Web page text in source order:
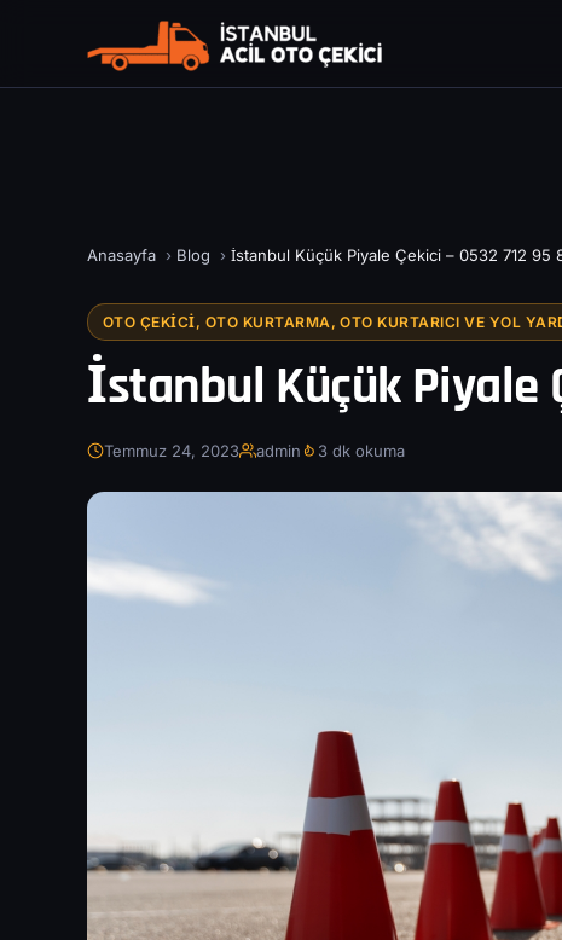
Anasayfa › Blog › İstanbul Küçük Piyale Çekici – 0532 712 95
OTO ÇEKICI, OTO KURTARMA, OTO KURTARICI VE YOL
İstanbul Küçük Piyale
Temmuz 24, 2023 admin 3 dk okuma